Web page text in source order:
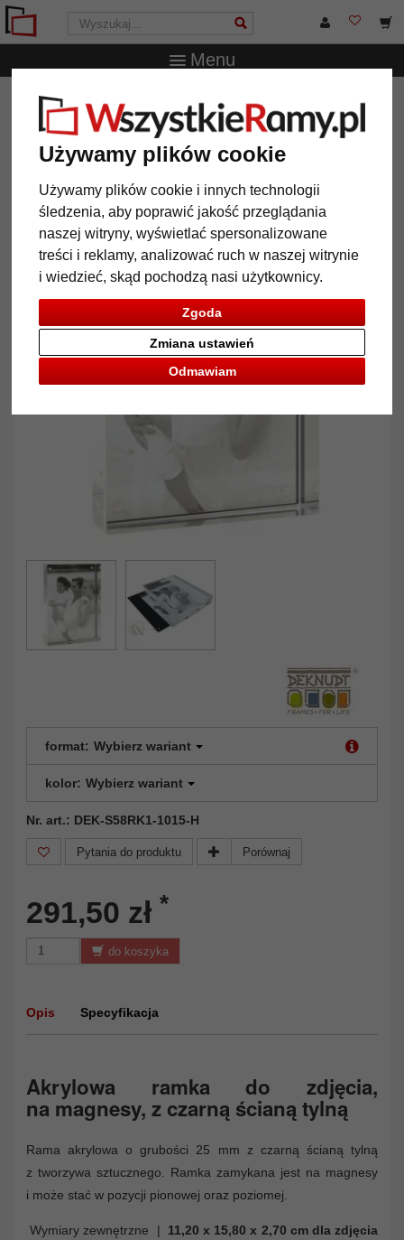
Używamy plików cookie
Używamy plików cookie i innych technologii
śledzenia, aby poprawić jakość przeglądania
naszej witryny, wyświetlać spersonalizowane
treści i reklamy, analizować ruch w naszej witrynie
i wiedzieć, skąd pochodzą nasi użytkownicy.
Zgoda
Odmawiam
Zmiana ustawień
Menu
WszystkieRamy.pl Deknudt
Akrylowy stojak
Akrylowy stojak do zdjęć
format: Wybierz wariant
kolor: Wybierz wariant
Nr. art.: DEK-S58RK1-1015-H
Pytania do produktu Porównaj
291,50 zł *
do koszyka
Opis Specyfikacja
Akrylowa ramka do zdjęcia,
na magnesy, z czarną ścianą tylną
Rama akrylowa o grubości 25 mm z czarną ścianą tylną
z tworzywa sztucznego. Ramka zamykana jest na magnesy
i może stać w pozycji pionowej oraz poziomej.
Wymiary zewnętrzne |
11,20 x 15,80 x 2,70 cm dla zdjęcia